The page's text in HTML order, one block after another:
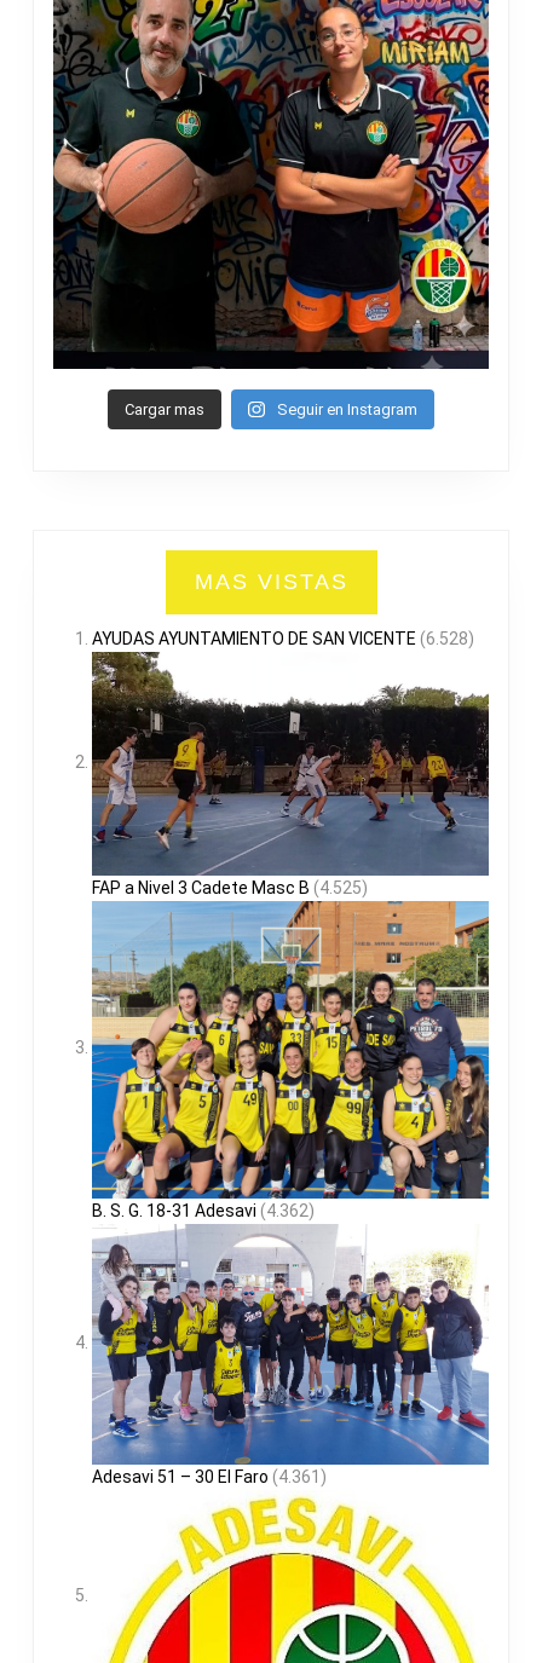
Cargar mas Seguir en Instagram
MAS VISTAS
AYUDAS AYUNTAMIENTO DE SAN VICENTE (6.528)
FAP a Nivel 3 Cadete Masc B (4.525)
B. S. G. 18-31 Adesavi (4.362)
Adesavi 51 – 30 El Faro (4.361)